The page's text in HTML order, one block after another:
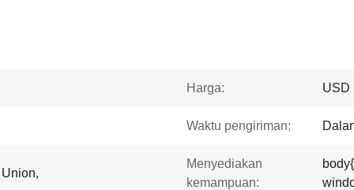
Harga: USD
Waktu pengiriman:
Menyediakan
kemampuan: